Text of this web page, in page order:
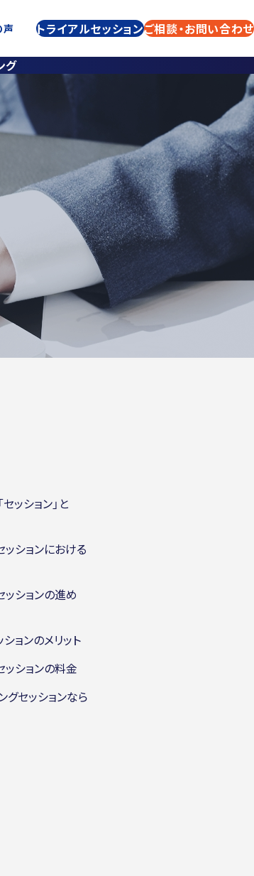
て トライアルセッションご相談・お問い合わせ
グ
声 トライアルセッションご相談・お問い合わせ
ッション」と
ッションにおける
ッションの進め
ョンのメリット
ッションの料金
グセッションなら